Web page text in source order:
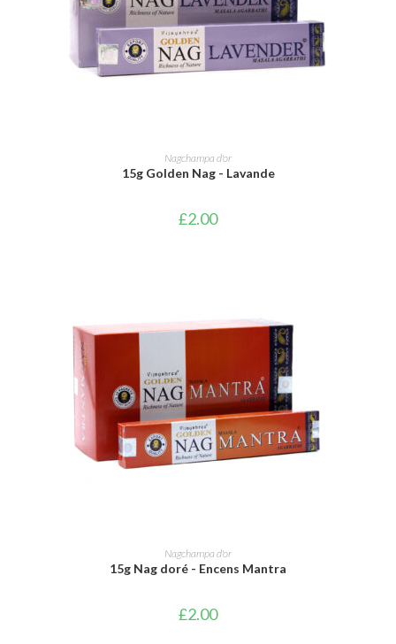
AJOUTER AU PANIER
Nagchampa d'or
15g Golden Nag - Lavande
£2.00
AJOUTER AU PANIER
Nagchampa d'or
15g Nag doré - Encens Mantra
£2.00